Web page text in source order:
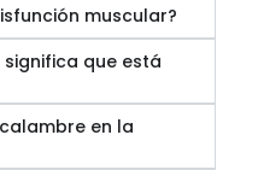
muscular?
que está
en la